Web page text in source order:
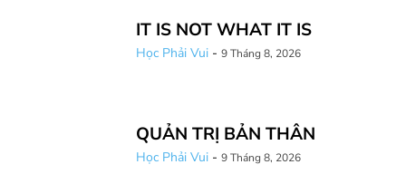
IT IS NOT WHAT IT IS
Học Phải Vui - 9 Tháng 8, 2026
QUẢN TRỊ BẢN THÂN
Học Phải Vui - 9 Tháng 8, 2026